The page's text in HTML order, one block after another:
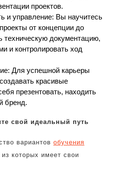
проектов.
и управление: Вы научитесь
от концепции до
техническую документацию,
и контролировать ход
Для успешной карьеры
красивые
презентовать, находить
бренд.
свой идеальный путь
вариантов обучения
из которых имеет свои